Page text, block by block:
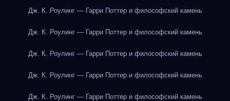
Дж. К. Роулинг — Гарри Поттер и философский камень
Дж. К. Роулинг — Гарри Поттер и философский камень
Дж. К. Роулинг — Гарри Поттер и философский камень
Дж. К. Роулинг — Гарри Поттер и философский камень
Дж. К. Роулинг — Гарри Поттер и философский камень